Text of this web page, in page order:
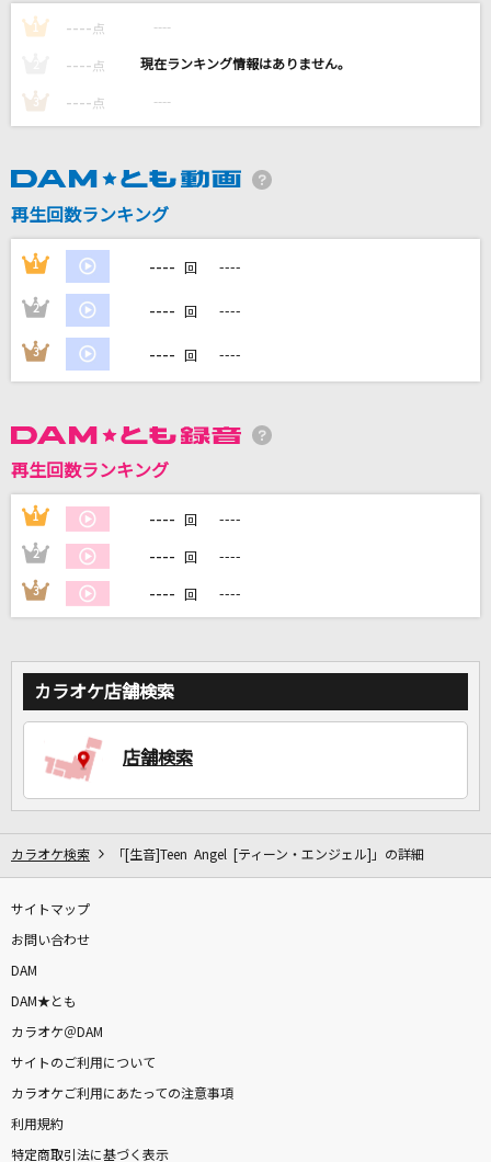
もっと見る
DAMに会員登録・ログインして
家族や友達と一緒に！練習にも！
1 ---- 点 ----
---- 点 ----
3 ---- 点 ----
再生回数ランキング
1 ---- 回 ----
2 ---- 回 ----
3 ---- 回 ----
再生回数ランキング
1 ---- 回 ----
2 ---- 回 ----
3 ---- 回 ----
カラオケ店舗検索
店舗検索
カラオケ検索 「[生音]Teen Angel [ティーン・エンジェル]」の詳細
サイトマップ
お問い合わせ
DAM
DAM★とも
カラオケ＠DAM
サイトのご利用について
カラオケご利用にあたっての注意事項
利用規約
特定商取引法に基づく表示